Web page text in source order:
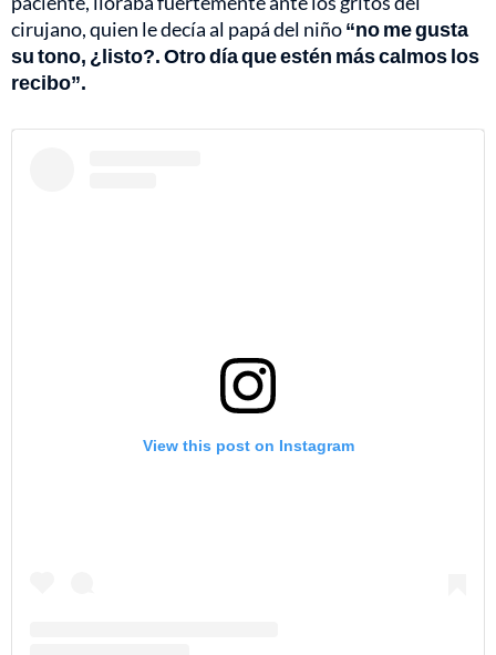
cirujano, quien le decía al papá del niño“no me gusta
su tono, ¿listo?. Otro día que estén más calmos los
recibo”.
View this post on Instagram